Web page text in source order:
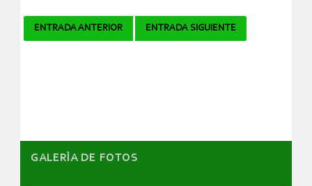
Navegador
ENTRADA ANTERIOR ENTRADA SIGUIENTE
GALERÌA DE FOTOS